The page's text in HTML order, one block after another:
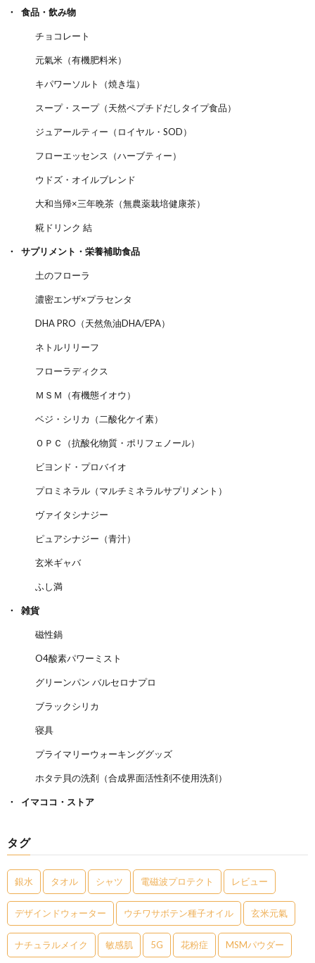
食品・飲み物
チョコレート
元氣米（有機肥料米）
キパワーソルト（焼き塩）
スープ・スープ（天然ペプチドだしタイプ食品）
ジュアールティー（ロイヤル・SOD）
フローエッセンス（ハーブティー）
ウドズ・オイルブレンド
大和当帰×三年晩茶（無農薬栽培健康茶）
糀ドリンク 結
サプリメント・栄養補助食品
土のフローラ
濃密エンザ×プラセンタ
DHA PRO（天然魚油DHA/EPA）
ネトルリリーフ
フローラディクス
ＭＳＭ（有機態イオウ）
ベジ・シリカ（二酸化ケイ素）
ＯＰＣ（抗酸化物質・ポリフェノール）
ビヨンド・プロバイオ
プロミネラル（マルチミネラルサプリメント）
ヴァイタシナジー
ピュアシナジー（青汁）
玄米ギャバ
ふし満
雑貨
磁性鍋
O4酸素パワーミスト
グリーンパン バルセロナプロ
ブラックシリカ
寝具
プライマリーウォーキンググッズ
ホタテ貝の洗剤（合成界面活性剤不使用洗剤）
イマココ・ストア
タグ
銀水 タオル シャツ 電磁波プロテクト レビュー
デザインドウォーター ウチワサボテン種子オイル 玄米元氣
ナチュラルメイク 敏感肌 5G 花粉症 MSMパウダー